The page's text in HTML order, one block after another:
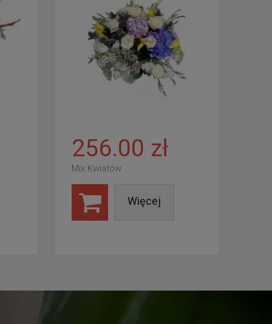
256.00 zł
Mix Kwiatów
Więcej